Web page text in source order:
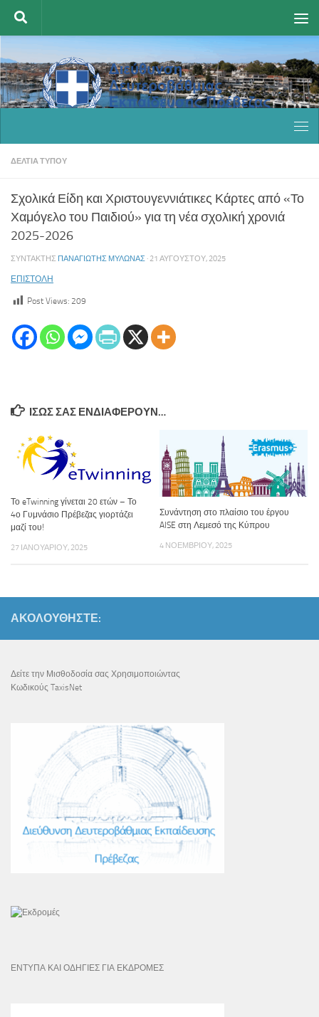
Skip to content
ΔΕΛΤΊΑ ΤΎΠΟΥ
Σχολικά Είδη και Χριστουγεννιάτικες Κάρτες από «Το
Χαμόγελο του Παιδιού» για τη νέα σχολική χρονιά
2025-2026
ΣΥΝΤΆΚΤΗΣ ΠΑΝΑΓΙΏΤΗΣ ΜΥΛΩΝΆΣ · 21 ΑΥΓΟΎΣΤΟΥ, 2025
ΕΠΙΣΤΟΛΗ
Post Views: 209
ΊΣΩΣ ΣΑΣ ΕΝΔΙΑΦΈΡΟΥΝ…
Το eTwinning γίνεται 20 ετών – Το
4ο Γυμνάσιο Πρέβεζας γιορτάζει
μαζί του!
27 ΙΑΝΟΥΑΡΊΟΥ, 2025
Συνάντηση στο πλαίσιο του έργου
AISE στη Λεμεσό της Κύπρου
4 ΝΟΕΜΒΡΊΟΥ, 2025
ΑΚΟΛΟΥΘΉΣΤΕ:
Δείτε την Μισθοδοσία σας Χρησιμοποιώντας
Κωδικούς TaxisNet
ΕΝΤΥΠΑ ΚΑΙ ΟΔΗΓΙΕΣ ΓΙΑ ΕΚΔΡΟΜΕΣ